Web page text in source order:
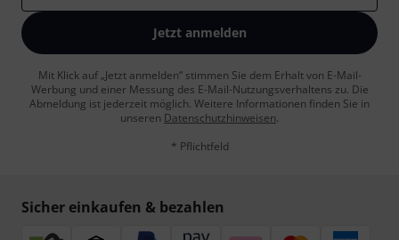
Jetzt anmelden
Mit Klick auf „Jetzt anmelden“ stimmen Sie dem Erhalt von E-Mail-
Werbung und einer Messung des E-Mail-Nutzungsverhaltens zu. Die
Abmeldung ist jederzeit möglich. Weitere Informationen finden Sie in
unseren Datenschutzhinweisen.
* Pflichtfeld
Sicher einkaufen & bezahlen